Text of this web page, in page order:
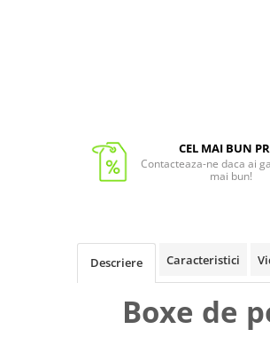
CEL MAI BUN
Contacteaza-ne daca ai
mai bun!
Descriere Caracteristici
Boxe de